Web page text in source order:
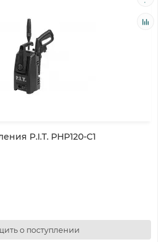
P.I.T. PHP120-C1
о поступлении